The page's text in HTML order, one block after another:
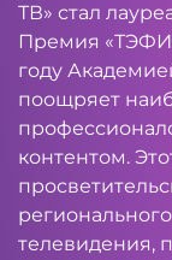
ТВ» стал
Премия
году
поощряет
контентом.
телевидения,